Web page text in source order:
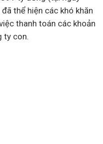
thể hiện các khó khăn
thanh toán các khoản
ty con.